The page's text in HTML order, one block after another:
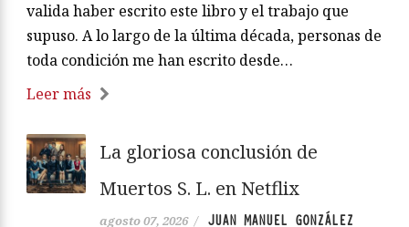
valida haber escrito este libro y el trabajo que
supuso. A lo largo de la última década, personas de
toda condición me han escrito desde…
Leer más
La gloriosa conclusión de
Muertos S. L. en Netflix
agosto 07, 2026 / JUAN MANUEL GONZÁLEZ